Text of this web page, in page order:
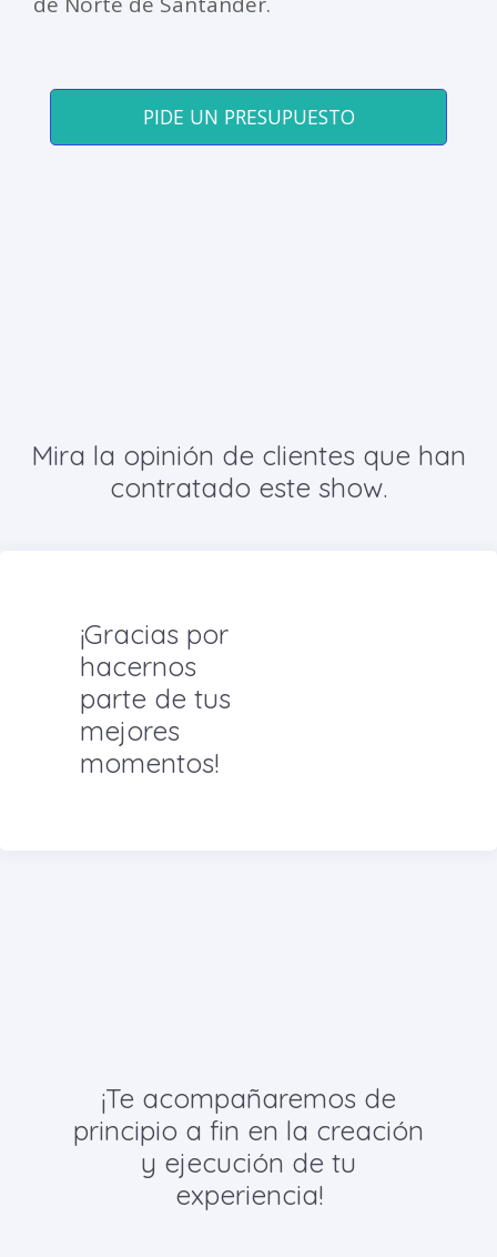
PIDE UN PRESUPUESTO
Mira la opinión de clientes que han
contratado este show.
¡Gracias por
hacernos
parte de tus
mejores
momentos!
¡Te acompañaremos de
principio a fin en la creación
y ejecución de tu
experiencia!